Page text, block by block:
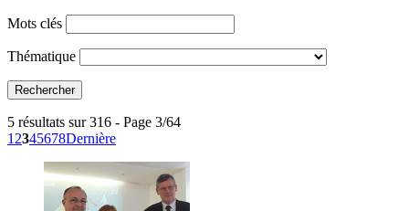
Mots clés
Thématique
5 résultats sur 316 - Page 3/64
12345678Dernière